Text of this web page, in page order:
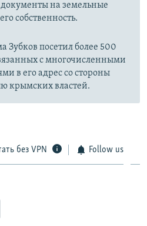
на земельные
собственность.
Зубков посетил более 500
с многочисленными
в его адрес со стороны
крымских властей.
без VPN Follow us